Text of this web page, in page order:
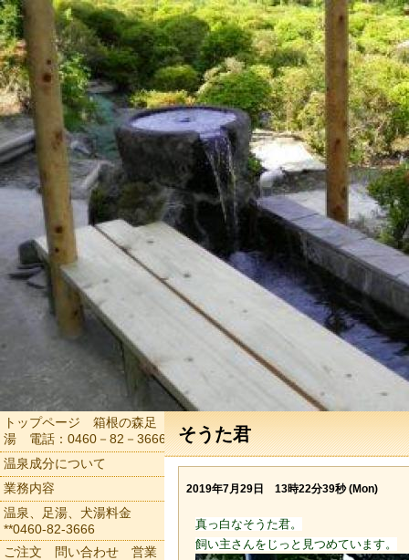
そうた君
2019年7月29日 13時22分39秒 (Mon)
真っ白なそうた君。
飼い主さんをじっと見つめています。
トップページ 箱根の森足
湯 電話：0460－82－3666
温泉成分について
業務内容
温泉、足湯、犬湯料金
**0460-82-3666
ご注文 問い合わせ 営業